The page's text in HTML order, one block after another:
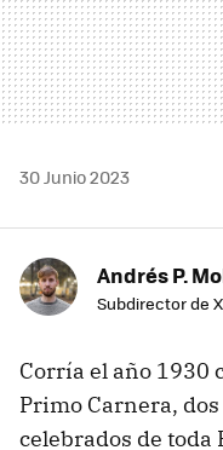
30 Junio 2023
Andrés P.
Subdirector de
Corría el año 1930
Primo Carnera,
celebrados de toda